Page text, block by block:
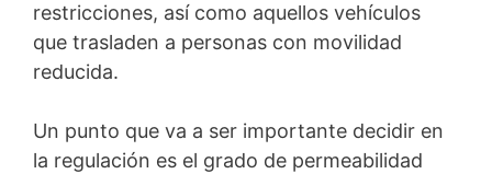
restricciones, así como aquellos vehículos
que trasladen a personas con movilidad
reducida.
Un punto que va a ser importante decidir en
la regulación es el grado de permeabilidad